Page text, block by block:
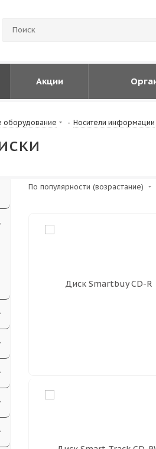
Акции
- Носители информации
По популярности (возрастание)